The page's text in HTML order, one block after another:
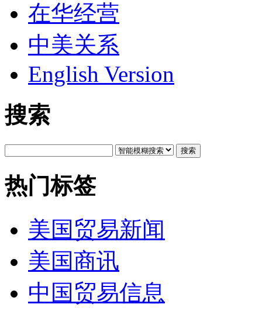
在华经营
中美关系
English Version
搜索
搜索
热门标签
美国贸易新闻
美国商讯
中国贸易信息